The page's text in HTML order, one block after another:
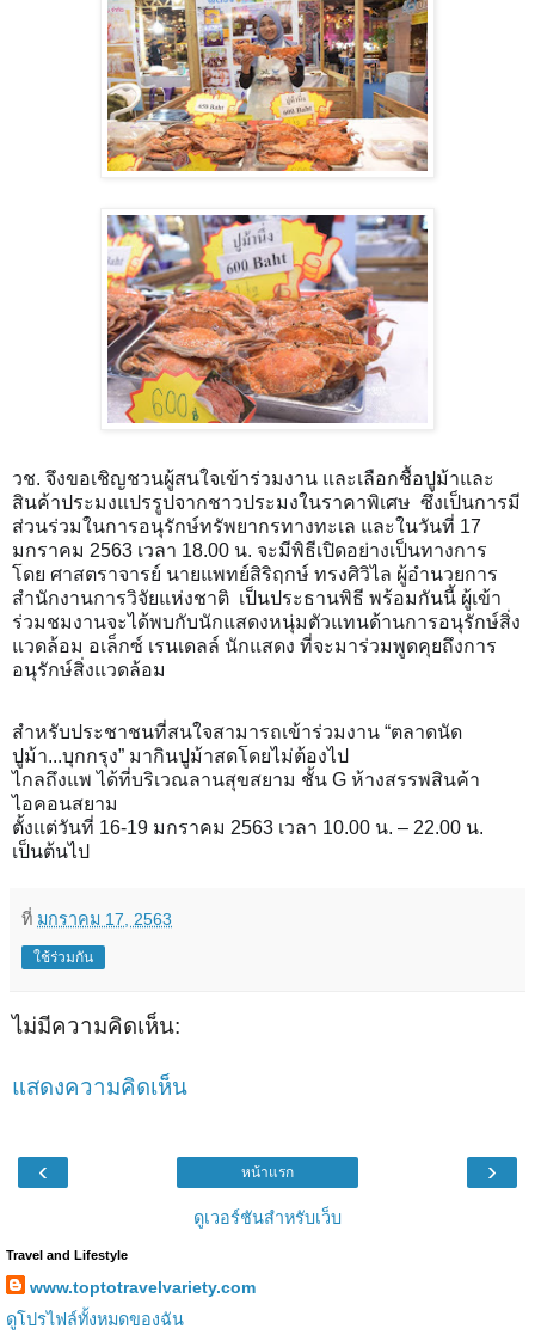
วช. จึงขอเชิญชวนผู้สนใจเข้าร่วมงาน และเลือกชื้อปูม้าและ
สินค้าประมงแปรรูปจากชาวประมงในราคาพิเศษ ซึ่งเป็นการมี
ส่วนร่วมในการอนุรักษ์ทรัพยากรทางทะเล และในวันที่ 17
มกราคม 2563 เวลา 18.00 น. จะมีพิธีเปิดอย่างเป็นทางการ
โดย ศาสตราจารย์ นายแพทย์สิริฤกษ์ ทรงศิวิไล ผู้อำนวยการ
สำนักงานการวิจัยแห่งชาติ เป็นประธานพิธี พร้อมกันนี้ ผู้เข้า
ร่วมชมงานจะได้พบกับนักแสดงหนุ่มตัวแทนด้านการอนุรักษ์สิ่ง
แวดล้อม อเล็กซ์ เรนเดลล์ นักแสดง ที่จะมาร่วมพูดคุยถึงการ
อนุรักษ์สิ่งแวดล้อม
สำหรับประชาชนที่สนใจสามารถเข้าร่วมงาน “ตลาดนัด
ปูม้า...บุกกรุง” มากินปูม้าสดโดยไม่ต้องไป
ไกลถึงแพ ได้ที่บริเวณลานสุขสยาม ชั้น G ห้างสรรพสินค้า
ไอคอนสยาม
ตั้งแต่วันที่ 16-19 มกราคม 2563 เวลา 10.00 น. – 22.00 น.
เป็นต้นไป
ที่ มกราคม 17, 2563
ใช้ร่วมกัน
ไม่มีความคิดเห็น:
แสดงความคิดเห็น
‹ ›
หน้าแรก
ดูเวอร์ชันสำหรับเว็บ
Travel and Lifestyle
www.toptotravelvariety.com
ดูโปรไฟล์ทั้งหมดของฉัน